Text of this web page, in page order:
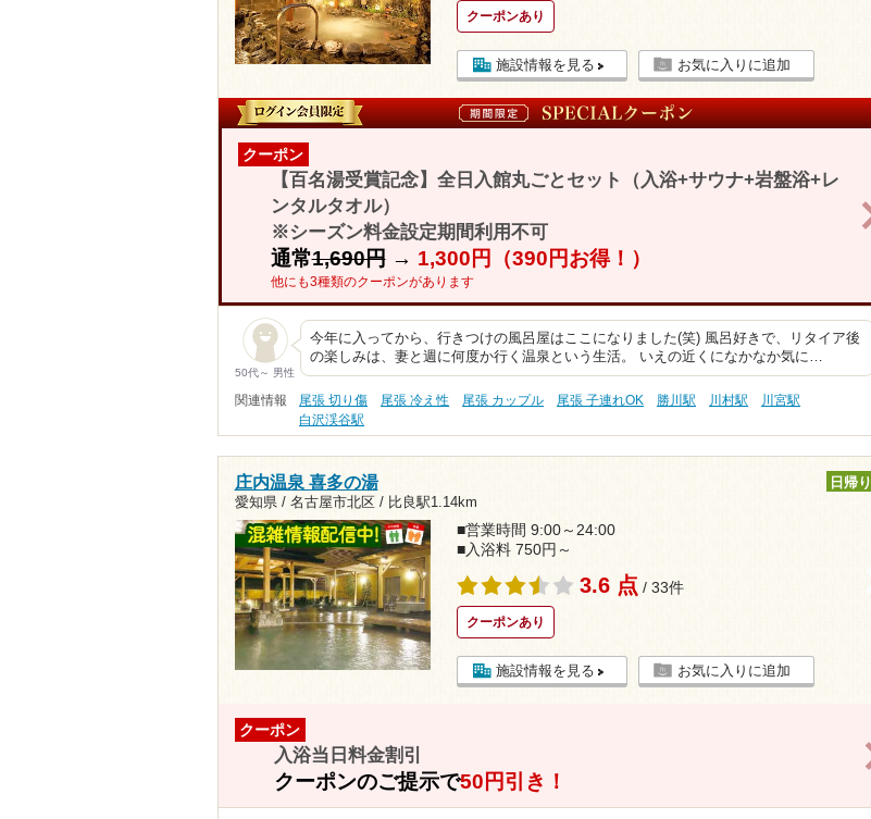
クーポンあり
施設情報を見る お気に入りに追加
クーポン
【百名湯受賞記念】全日入館丸ごとセット（入浴+サウナ+岩盤浴+レ
ンタルタオル）
※シーズン料金設定期間利用不可
通常1,690円→ 1,300円（390円お得！）
他にも3種類のクーポンがあります
50代～ 男性
今年に入ってから、行きつけの風呂屋はここになりました(笑) 風呂好きで、リタイア後
の楽しみは、妻と週に何度か行く温泉という生活。 いえの近くになかなか気に…
関連情報 尾張 切り傷 尾張 冷え性 尾張 カップル 尾張 子連れOK 勝川駅 川村駅
川宮駅
白沢渓谷駅
庄内温泉 喜多の湯
愛知県 / 名古屋市北区 / 比良駅1.14km
日帰り
■営業時間 9:00～24:00
■入浴料 750円～
3.6 点 / 33件
クーポンあり
施設情報を見る お気に入りに追加
クーポン
入浴当日料金割引
クーポンのご提示で50円引き！